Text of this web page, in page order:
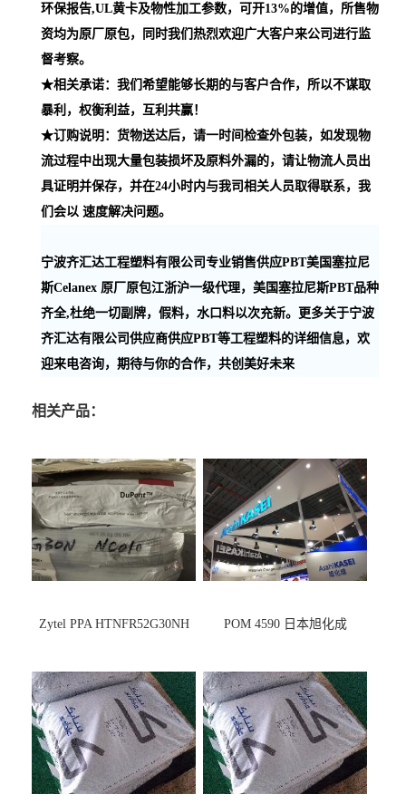
环保报告,UL黄卡及物性加工参数，可开13%的增值，所售物
资均为原厂原包，同时我们热烈欢迎广大客户来公司进行监
督考察。
★相关承诺：我们希望能够长期的与客户合作，所以不谋取
暴利，权衡利益，互利共赢！
★订购说明：货物送达后，请一时间检查外包装，如发现物
流过程中出现大量包装损坏及原料外漏的，请让物流人员出
具证明并保存，并在24小时内与我司相关人员取得联系，我
们会以 速度解决问题。
宁波齐汇达工程塑料有限公司专业销售供应PBT美国塞拉尼
斯Celanex 原厂原包江浙沪一级代理，美国塞拉尼斯PBT品种
齐全,杜绝一切副牌，假料，水口料以次充新。更多关于宁波
齐汇达有限公司供应商供应PBT等工程塑料的详细信息，欢
迎来电咨询，期待与你的合作，共创美好未来
相关产品：
Zytel PPA HTNFR52G30NH POM 4590 日本旭化成